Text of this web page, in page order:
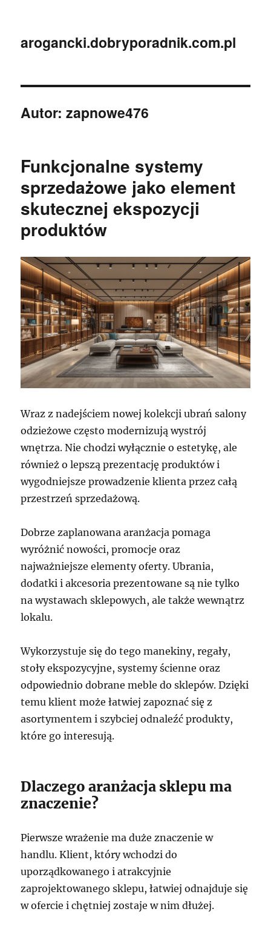
arogancki.dobryporadnik.com.pl
Autor:zapnowe476
Funkcjonalne systemy
sprzedażowe jako element
skutecznej ekspozycji
produktów
Wraz z nadejściem nowej kolekcji ubrań salony
odzieżowe często modernizują wystrój
wnętrza. Nie chodzi wyłącznie o estetykę, ale
również o lepszą prezentację produktów i
wygodniejsze prowadzenie klienta przez całą
przestrzeń sprzedażową.
Dobrze zaplanowana aranżacja pomaga
wyróżnić nowości, promocje oraz
najważniejsze elementy oferty. Ubrania,
dodatki i akcesoria prezentowane są nie tylko
na wystawach sklepowych, ale także wewnątrz
lokalu.
Wykorzystuje się do tego manekiny, regały,
stoły ekspozycyjne, systemy ścienne oraz
odpowiednio dobrane meble do sklepów. Dzięki
temu klient może łatwiej zapoznać się z
asortymentem i szybciej odnaleźć produkty,
które go interesują.
Dlaczego aranżacja sklepu ma
znaczenie?
Pierwsze wrażenie ma duże znaczenie w
handlu. Klient, który wchodzi do
uporządkowanego i atrakcyjnie
zaprojektowanego sklepu, łatwiej odnajduje się
w ofercie i chętniej zostaje w nim dłużej.